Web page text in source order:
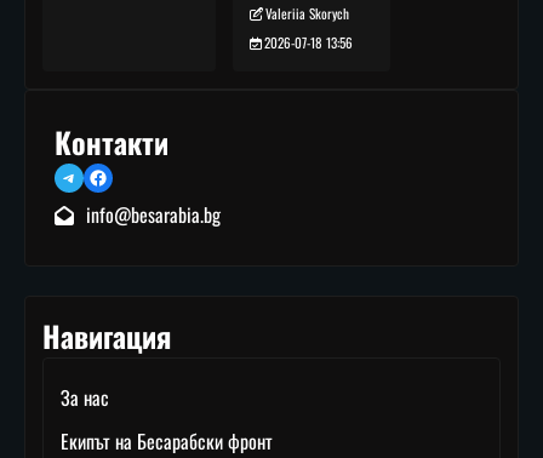
Valeriia Skorych
2026-07-18 13:56
Контакти
TelegramFacebook
info@besarabia.bg
Навигация
За нас
Екипът на Бесарабски фронт